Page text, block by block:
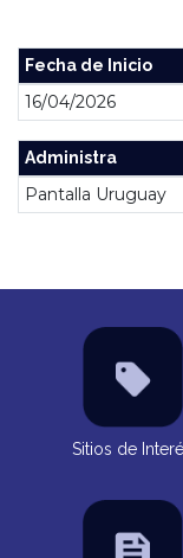
Fecha de Inicio
16/04/2026
Administra
Pantalla Uruguay
Sitios de